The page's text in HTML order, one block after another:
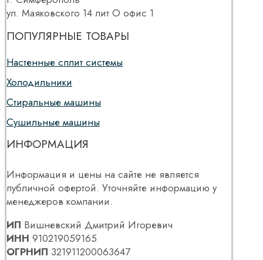
ул. Маяковского 14 лит О офис 1
ПОПУЛЯРНЫЕ ТОВАРЫ
Настенные сплит системы
Холодильники
Стиральные машины
Сушильные машины
ИНФОРМАЦИЯ
Информация и цены на сайте не является
публичной офертой. Уточняйте информацию у
менеджеров компании.
ИП Вишневский Дмитрий Игоревич
ИНН 910219059165
ОГРНИП 321911200063647